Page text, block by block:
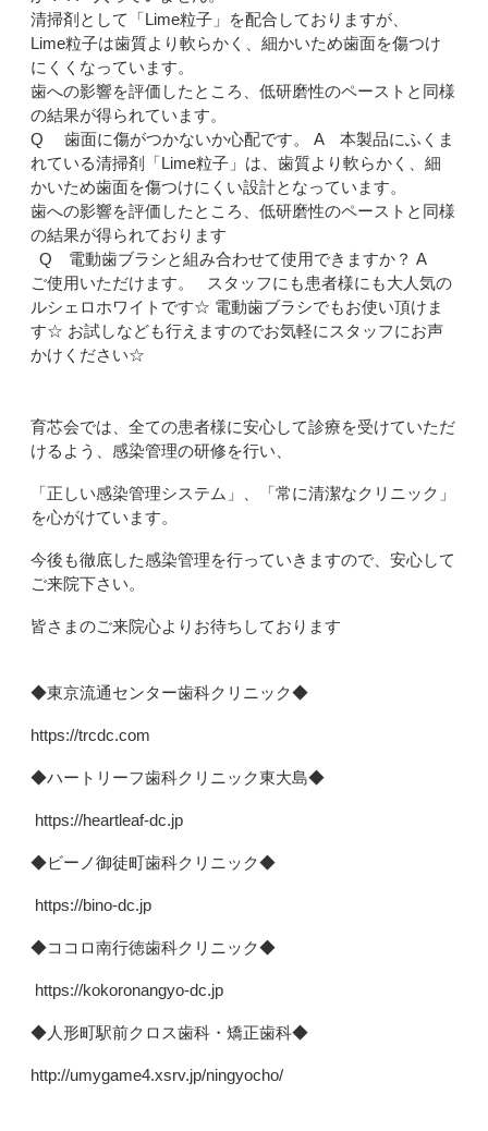
清掃剤として「Lime粒子」を配合しておりますが、
Lime粒子は歯質より軟らかく、細かいため歯面を傷つけ
にくくなっています。
歯への影響を評価したところ、低研磨性のペーストと同様
の結果が得られています。
Q 歯面に傷がつかないか心配です。 A 本製品にふくま
れている清掃剤「Lime粒子」は、歯質より軟らかく、細
かいため歯面を傷つけにくい設計となっています。
歯への影響を評価したところ、低研磨性のペーストと同様
の結果が得られております
Q 電動歯ブラシと組み合わせて使用できますか？ A
ご使用いただけます。 スタッフにも患者様にも大人気の
ルシェロホワイトです☆ 電動歯ブラシでもお使い頂けま
す☆ お試しなども行えますのでお気軽にスタッフにお声
かけください☆
育芯会では、全ての患者様に安心して診療を受けていただ
けるよう、感染管理の研修を行い、
「正しい感染管理システム」、「常に清潔なクリニック」
を心がけています。
今後も徹底した感染管理を行っていきますので、安心して
ご来院下さい。
皆さまのご来院心よりお待ちしております
◆東京流通センター歯科クリニック◆
https://trcdc.com
◆ハートリーフ歯科クリニック東大島◆
https://heartleaf-dc.jp
◆ビーノ御徒町歯科クリニック◆
https://bino-dc.jp
◆ココロ南行徳歯科クリニック◆
https://kokoronangyo-dc.jp
◆人形町駅前クロス歯科・矯正歯科◆
http://umygame4.xsrv.jp/ningyocho/